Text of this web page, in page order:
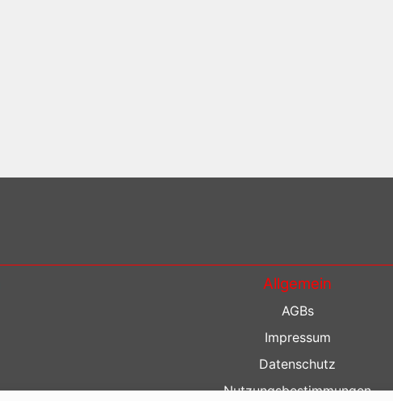
Allgemein
AGBs
Impressum
Datenschutz
Nutzungsbestimmungen